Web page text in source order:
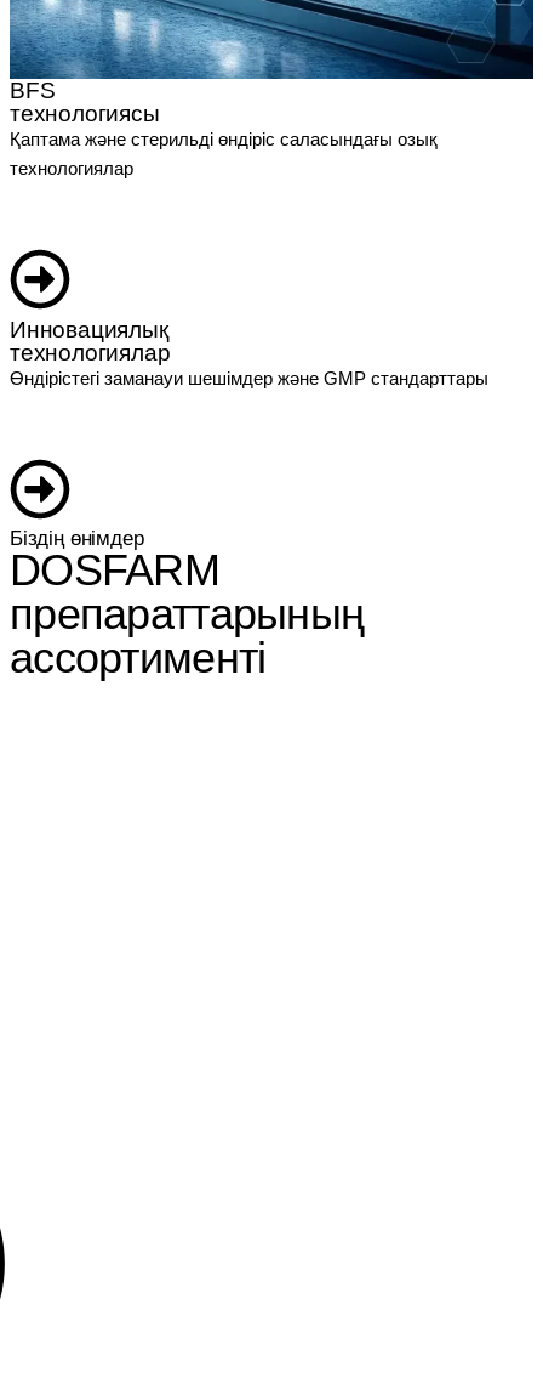
BFS
технологиясы
Қаптама және стерильді өндіріс саласындағы озық
технологиялар
Инновациялық
технологиялар
Өндірістегі заманауи шешімдер және GMP стандарттары
Біздің өнімдер
DOSFARM
препараттарының
ассортименті